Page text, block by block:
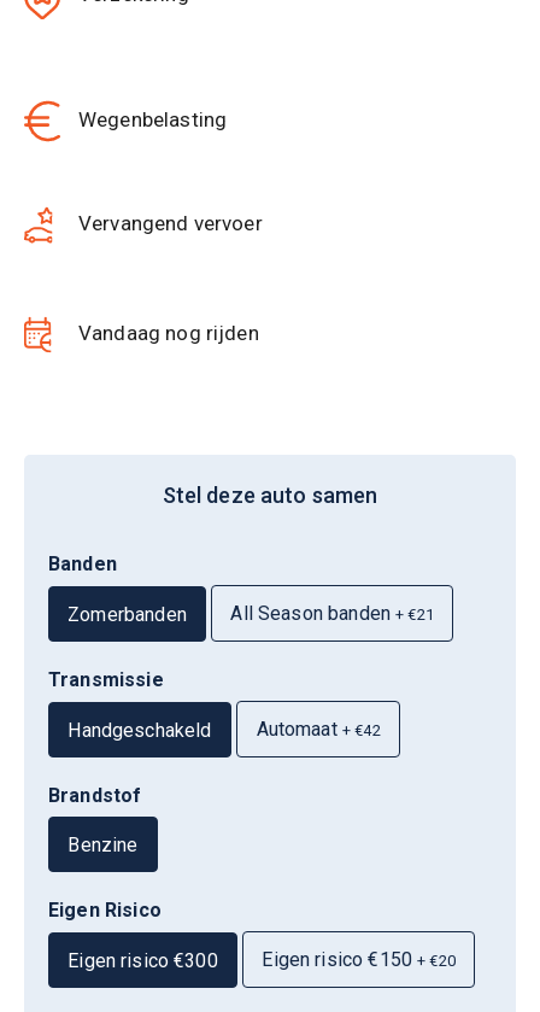
Wegenbelasting
Vervangend vervoer
Vandaag nog rijden
Stel deze auto samen
Banden
Zomerbanden All Season banden+ €21
Transmissie
Handgeschakeld Automaat + €42
Brandstof
Benzine
Eigen Risico
Eigen risico €300 Eigen risico €150+ €20